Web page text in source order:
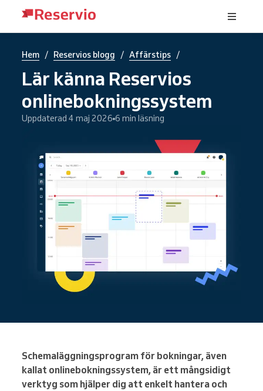
Hem / Reservios blogg / Affärstips /
Lär känna Reservios
onlinebokningssystem
Uppdaterad 4 maj 2026 6 min läsning
Schemaläggningsprogram för bokningar, även
kallat onlinebokningssystem, är ett mångsidigt
verktyg som hjälper dig att enkelt hantera och